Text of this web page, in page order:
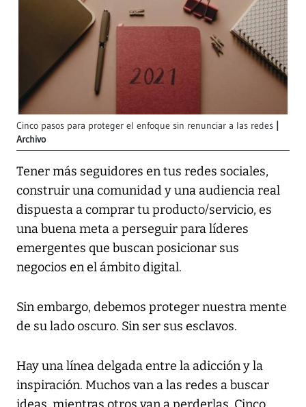
Cinco pasos para proteger el enfoque sin renunciar a las redes
Archivo
Tener más seguidores en tus redes sociales,
construir una comunidad y una audiencia real
dispuesta a comprar tu producto/servicio, es
una buena meta a perseguir para líderes
emergentes que buscan posicionar sus
negocios en el ámbito digital.
Sin embargo, debemos proteger nuestra mente
de su lado oscuro. Sin ser sus esclavos.
Hay una línea delgada entre la adicción y la
inspiración. Muchos van a las redes a buscar
ideas, mientras otros van a perderlas. Cinco